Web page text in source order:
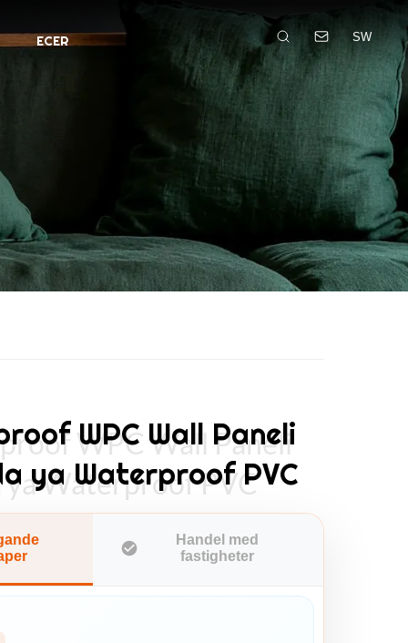
ECER SW
WPC Wall Paneli
ya Waterproof PVC
WPC Wall Paneli
ya Waterproof PVC
Handel med
fastigheter